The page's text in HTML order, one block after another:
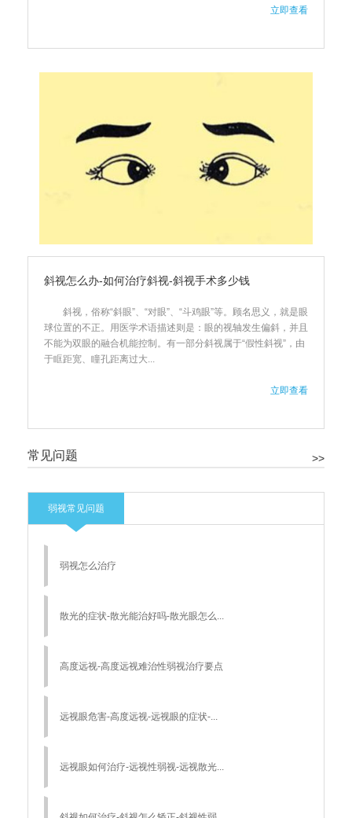
立即查看
斜视怎么办-如何治疗斜视-斜视手术多少钱
斜视，俗称“斜眼”、“对眼”、“斗鸡眼”等。顾名思义，就是眼
球位置的不正。用医学术语描述则是：眼的视轴发生偏斜，并且
不能为双眼的融合机能控制。有一部分斜视属于“假性斜视”，由
于眶距宽、瞳孔距离过大...
立即查看
>>
常见问题
弱视常见问题
弱视怎么治疗
散光的症状-散光能治好吗-散光眼怎么...
高度远视-高度远视难治性弱视治疗要点
远视眼危害-高度远视-远视眼的症状-...
远视眼如何治疗-远视性弱视-远视散光...